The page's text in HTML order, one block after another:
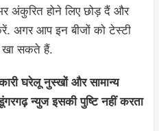
अंकुरित होने लिए छोड़ दैं और
अगर आप इन बीजों को टेस्टी
खा सकते हैं.
घरेलू नुस्खों और सामान्य
न्युज इसकी पुष्टि नहीं करता